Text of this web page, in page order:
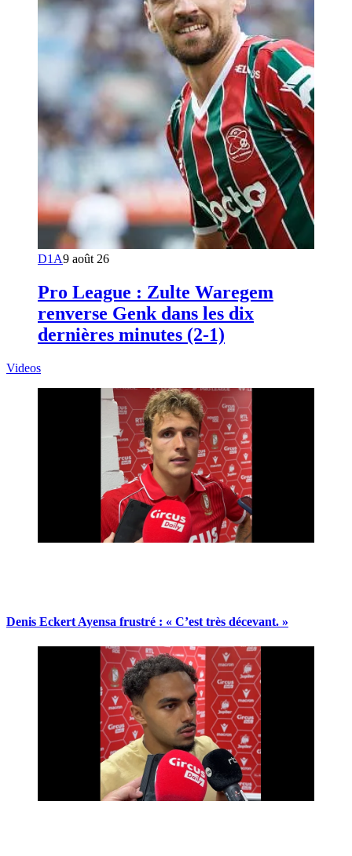
D1A9 août 26
Pro League : Zulte Waregem
renverse Genk dans les dix
dernières minutes (2-1)
Videos
Denis Eckert Ayensa frustré : « C’est très décevant. »